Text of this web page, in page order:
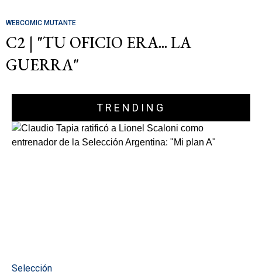
WEBCOMIC MUTANTE
C2 | "TU OFICIO ERA... LA
GUERRA"
TRENDING
Selección